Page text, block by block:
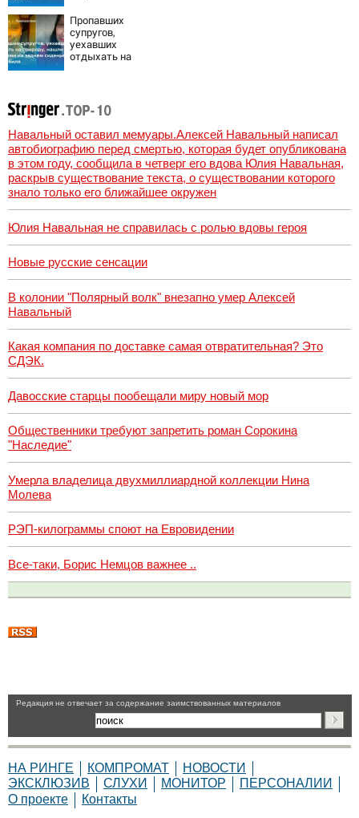
лодке: он
рассказал, что
его папа нырнул и
пропал
Пропавших
супругов,
уехавших
отдыхать на
автомобиля
Навальный оставил мемуары.Алексей Навальный написал
автобиографию перед смертью, которая будет опубликована
в этом году, сообщила в четверг его вдова Юлия Навальная,
раскрыв существование текста, о существовании которого
знало только его ближайшее окружен
Юлия Навальная не справилась с ролью вдовы героя
Новые русские сенсации
В колонии "Полярный волк" внезапно умер Алексей
Навальный
Какая компания по доставке самая отвратительная? Это
СДЭК.
Давосские старцы пообещали миру новый мор
Общественники требуют запретить роман Сорокина
"Наследие"
Умерла владелица двухмиллиардной коллекции Нина
Молева
РЭП-килограммы споют на Евровидении
Все-таки, Борис Немцов важнее ..
Pедакция не отвечает за содержание заимствованных материалов
НА РИНГЕ КОМПРОМАТ
НОВОСТИ
ЭКСКЛЮЗИВ
СЛУХИ МОНИТОР
ПЕРСОНАЛИИ
О проекте
Контакты